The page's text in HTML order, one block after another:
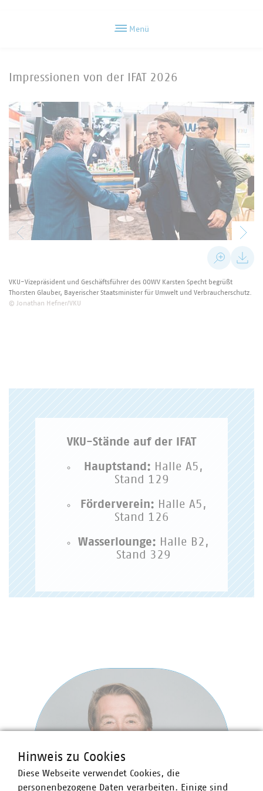
Menü
Impressionen von der IFAT 2026
VKU-Vizepräsident und Geschäftsführer des OOWV Karsten Specht begrüßt
Thorsten Glauber, Bayerischer Staatsminister für Umwelt und Verbraucherschutz.
© Jonathan Hefner/VKU
VKU-Stände auf der IFAT
Hauptstand: Halle A5,
Stand 129
Förderverein: Halle A5,
Stand 126
Wasserlounge: Halle B2,
Stand 329
Hinweis zu Cookies
Diese Webseite verwendet Cookies, die
personenbezogene Daten verarbeiten. Einige sind